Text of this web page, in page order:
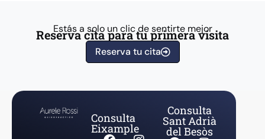
Estás a solo un clic de sentirte mejor
Reserva cita para tu primera visita
Reserva tu cita
Consulta
Eixample
Consulta
Sant Adrià
del Besòs